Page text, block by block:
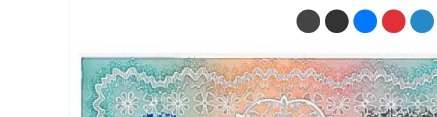
تويتر لينكدإن بينتيريست ماسنجر مشاركة عبر البريد